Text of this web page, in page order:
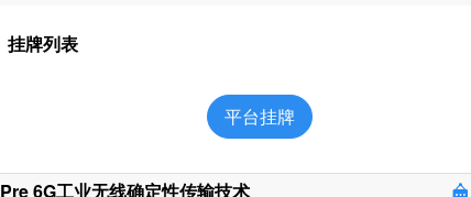
挂牌列表
平台挂牌
Pre 6G工业无线确定性传输技术